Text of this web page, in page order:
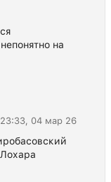
на
23:33, 04 мар 26